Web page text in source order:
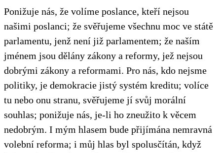
Ponižuje nás, že volíme poslance, kteří nejsou
našimi poslanci; že svěřujeme všechnu moc ve státě
parlamentu, jenž není již parlamentem; že naším
jménem jsou dělány zákony a reformy, jež nejsou
dobrými zákony a reformami. Pro nás, kdo nejsme
politiky, je demokracie jistý systém kreditu; volíce
tu nebo onu stranu, svěřujeme jí svůj morální
souhlas; ponižuje nás, je-li ho zneužito k věcem
nedobrým. I mým hlasem bude přijímána nemravná
volební reforma; i můj hlas byl spolusčítán, když